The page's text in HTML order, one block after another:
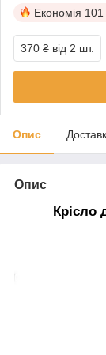
Економія 101
370 ₴ від 2 шт.
Опис
Опис
Крісло